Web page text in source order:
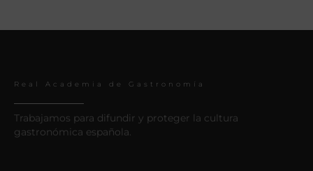
Real Academia de Gastronomía
Trabajamos para difundir y proteger la cultura
gastronómica española.